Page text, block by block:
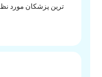
ترین پزشکان مورد